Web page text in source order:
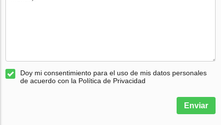
Doy mi consentimiento para el uso de mis datos personales
de acuerdo con la Política de Privacidad
Enviar